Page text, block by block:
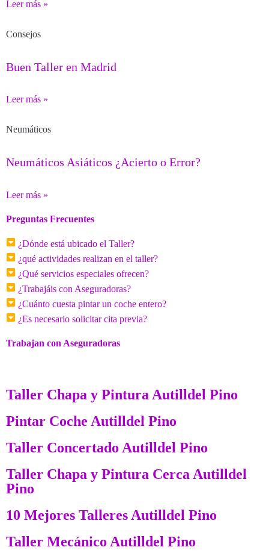
Leer más »
Consejos
Buen Taller en Madrid
Leer más »
Neumáticos
Neumáticos Asiáticos ¿Acierto o Error?
Leer más »
Preguntas Frecuentes
¿Dónde está ubicado el Taller?
¿qué actividades realizan en el taller?
¿Qué servicios especiales ofrecen?
¿Trabajáis con Aseguradoras?
¿Cuánto cuesta pintar un coche entero?
¿Es necesario solicitar cita previa?
Trabajan con Aseguradoras
Taller Chapa y Pintura Autilldel Pino
Pintar Coche Autilldel Pino
Taller Concertado Autilldel Pino
Taller Chapa y Pintura Cerca Autilldel
Pino
10 Mejores Talleres Autilldel Pino
Taller Mecánico Autilldel Pino